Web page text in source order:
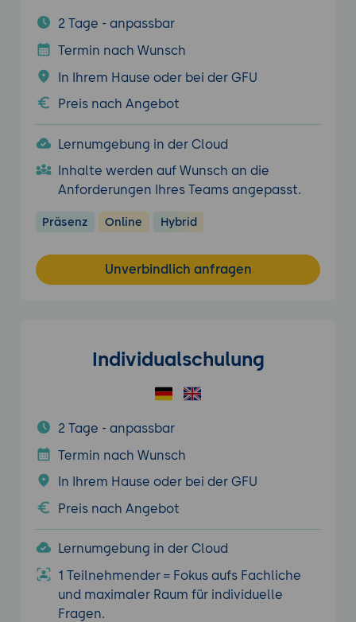
2 Tage - anpassbar
Termin nach Wunsch
In Ihrem Hause oder bei der GFU
Preis nach Angebot
Lernumgebung in der Cloud
Inhalte werden auf Wunsch an die
Anforderungen Ihres Teams angepasst.
Präsenz Online Hybrid
Unverbindlich anfragen
Individualschulung
2 Tage - anpassbar
Termin nach Wunsch
In Ihrem Hause oder bei der GFU
Preis nach Angebot
Lernumgebung in der Cloud
1 Teilnehmender = Fokus aufs Fachliche
und maximaler Raum für individuelle
Fragen.